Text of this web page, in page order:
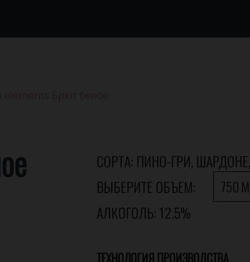
5 elements Брют белое
СОРТА: ПИНО-ГРИ,
ВЫБЕРИТЕ ОБЪЕМ:
750
АЛКОГОЛЬ: 12.5%
ТЕХНОЛОГИЯ ПРОИЗВОДСТВА